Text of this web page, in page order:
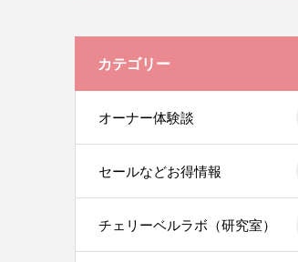
カテゴリー
オーナー体験談
セールなどお得情報
チェリーベルラボ（研究室）